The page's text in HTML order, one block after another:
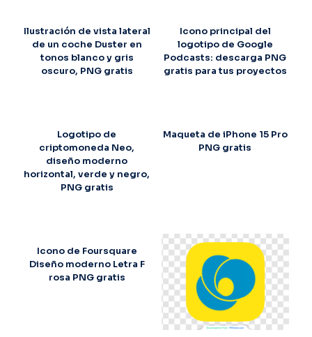
Ilustración de vista lateral
de un coche Duster en
tonos blanco y gris
oscuro, PNG gratis
Icono principal del
logotipo de Google
Podcasts: descarga PNG
gratis para tus proyectos
Logotipo de
criptomoneda Neo,
diseño moderno
horizontal, verde y negro,
PNG gratis
Maqueta de iPhone 15 Pro
PNG gratis
Icono de Foursquare
Diseño moderno Letra F
rosa PNG gratis